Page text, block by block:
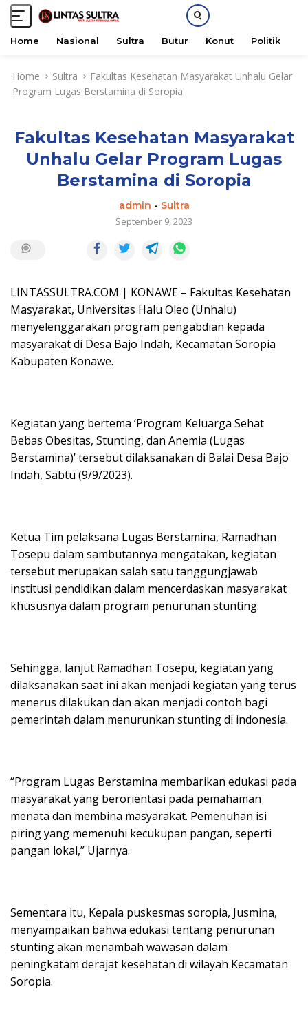
Home Nasional Sultra Butur Konut Politik
Home Sultra
Fakultas Kesehatan Masyarakat Unhalu Gelar
Program Lugas Berstamina di Soropia
Fakultas Kesehatan Masyarakat
Unhalu Gelar Program Lugas
Berstamina di Soropia
admin - Sultra
September 9, 2023
LINTASSULTRA.COM | KONAWE – Fakultas Kesehatan
Masyarakat, Universitas Halu Oleo (Unhalu)
menyelenggarakan program pengabdian kepada
masyarakat di Desa Bajo Indah, Kecamatan Soropia
Kabupaten Konawe.
Kegiatan yang bertema ‘Program Keluarga Sehat
Bebas Obesitas, Stunting, dan Anemia (Lugas
Berstamina)’ tersebut dilaksanakan di Balai Desa Bajo
Indah, Sabtu (9/9/2023).
Ketua Tim pelaksana Lugas Berstamina, Ramadhan
Tosepu dalam sambutannya mengatakan, kegiatan
tersebut merupakan salah satu tanggungjawab
institusi pendidikan dalam mencerdaskan masyarakat
khususnya dalam program penurunan stunting.
Sehingga, lanjut Ramadhan Tosepu, kegiatan yang
dilaksanakan saat ini akan menjadi kegiatan yang terus
menerus dilakukan dan akan menjadi contoh bagi
pemerintah dalam menurunkan stunting di indonesia.
“Program Lugas Berstamina membarikan edukasi pada
masyarakat yang berorientasi pada pemahaman
menata dan membina masyarakat. Pemenuhan isi
piring yang memenuhi kecukupan pangan, seperti
pangan lokal,” Ujarnya.
Sementara itu, Kepala puskesmas soropia, Jusmina,
menyampaikan bahwa edukasi tentang penurunan
stunting akan menambah wawasan dalam
peningkatam derajat kesehatan di wilayah Kecamatan
Soropia.